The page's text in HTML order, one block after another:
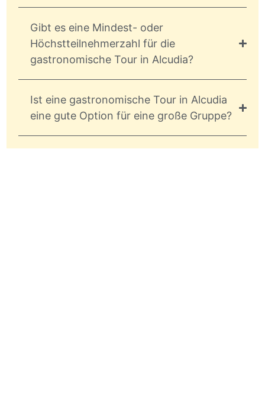
Gibt es eine Mindest- oder
Höchstteilnehmerzahl für die
gastronomische Tour in Alcudia?
Ist eine gastronomische Tour in Alcudia
eine gute Option für eine große Gruppe?